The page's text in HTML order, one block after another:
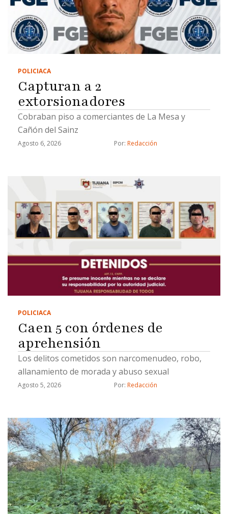
POLICIACA
Capturan a 2
extorsionadores
Cobraban piso a comerciantes de La Mesa y
Cañón del Sainz
Agosto 6, 2026 Por: Redacción
POLICIACA
Caen 5 con órdenes de
aprehensión
Los delitos cometidos son narcomenudeo, robo,
allanamiento de morada y abuso sexual
Agosto 5, 2026 Por: Redacción